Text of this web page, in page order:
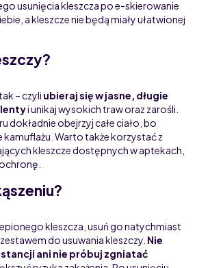
usunięcia kleszcza po e-skierowanie
a kleszcze nie będą miały ułatwionej
– czyli ubieraj się w jasne, długie
i unikaj wysokich traw oraz zarośli.
dokładnie obejrzyj całe ciało, bo
Warto także korzystać z
kleszcze dostępnych w aptekach,
kleszcza, usuń go natychmiast
do usuwania kleszczy. Nie
ani nie próbuj zgniatać